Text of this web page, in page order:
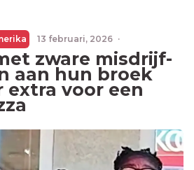
13 februari, 2026 ·
zware misdrijf-
aan hun broek
extra voor een